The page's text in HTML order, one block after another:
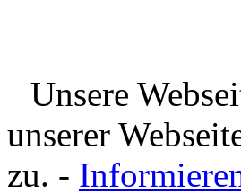
Unsere
unserer
zu. -